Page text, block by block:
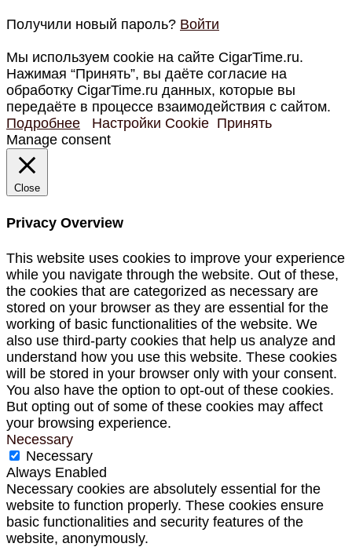
Получили новый пароль? Войти
Мы используем cookie на сайте CigarTime.ru.
Нажимая “Принять”, вы даёте согласие на
обработку CigarTime.ru данных, которые вы
передаёте в процессе взаимодействия с сайтом.
Подробнее
Настройки Cookie Принять
Manage consent
Close
Privacy Overview
This website uses cookies to improve your experience
while you navigate through the website. Out of these,
the cookies that are categorized as necessary are
stored on your browser as they are essential for the
working of basic functionalities of the website. We
also use third-party cookies that help us analyze and
understand how you use this website. These cookies
will be stored in your browser only with your consent.
You also have the option to opt-out of these cookies.
But opting out of some of these cookies may affect
your browsing experience.
Necessary
Necessary
Always Enabled
Necessary cookies are absolutely essential for the
website to function properly. These cookies ensure
basic functionalities and security features of the
website, anonymously.